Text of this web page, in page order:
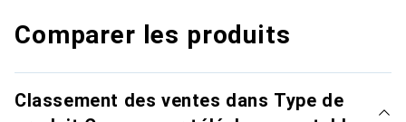
Comparer les produits
Classement des ventes dans Type de